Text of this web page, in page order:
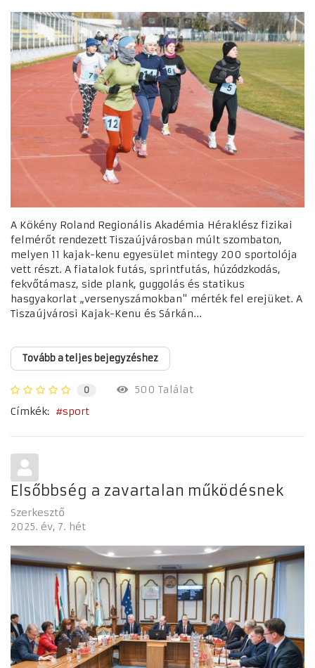
A Kökény Roland Regionális Akadémia Héraklész fizikai
felmérőt rendezett Tiszaújvárosban múlt szombaton,
melyen 11 kajak-kenu egyesület mintegy 200 sportolója
vett részt. A fiatalok futás, sprintfutás, húzódzkodás,
fekvőtámasz, side plank, guggolás és statikus
hasgyakorlat „versenyszámokban" mérték fel erejüket. A
Tiszaújvárosi Kajak-Kenu és Sárkán...
Tovább a teljes bejegyzéshez
0
500 Találat
Címkék:
sport
Elsőbbség a zavartalan működésnek
Szerkesztő
2025. év 7. hét